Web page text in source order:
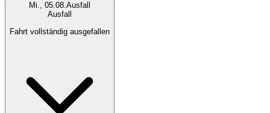
Mi., 05.08.Ausfall
Ausfall
Fahrt vollständig ausgefallen